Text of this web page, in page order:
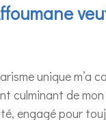
unique m’a
culminant de
engagé pour